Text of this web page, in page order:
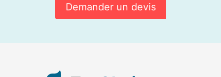
Demander un devis